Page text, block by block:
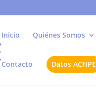
Inicio Quiénes Somos
Contacto Datos ACHPE